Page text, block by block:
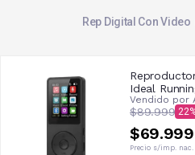
Rep Digital Con Video
Ideal
Radio FM
De Voz
Vendido por
$89.999 22
$69.999
Precio s/imp. nac.